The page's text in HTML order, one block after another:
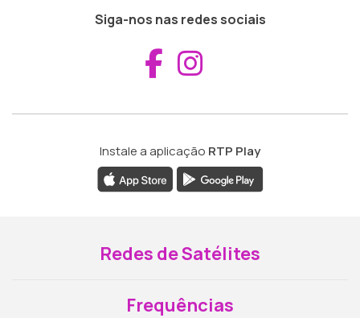
Siga-nos nas redes sociais
Aceder ao
Instale a aplicação RTP Play
Redes de Satélites
Frequências